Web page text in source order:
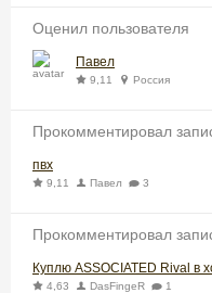
Оценил пользователя
Павел
9,11 Россия
Прокомментировал
пвх
9,11 Павел 3
Прокомментировал
Куплю ASSOCIATED Rival в
4,63 DasFingeR 1